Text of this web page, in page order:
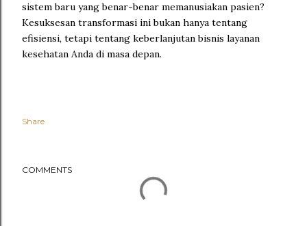
sistem baru yang benar-benar memanusiakan pasien?
Kesuksesan transformasi ini bukan hanya tentang
efisiensi, tetapi tentang keberlanjutan bisnis layanan
kesehatan Anda di masa depan.
Share
COMMENTS